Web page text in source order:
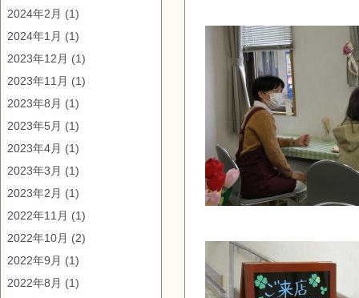
2024年2月 (1)
2024年1月 (1)
2023年12月 (1)
2023年11月 (1)
2023年8月 (1)
2023年5月 (1)
2023年4月 (1)
2023年3月 (1)
2023年2月 (1)
2022年11月 (1)
2022年10月 (2)
2022年9月 (1)
2022年8月 (1)